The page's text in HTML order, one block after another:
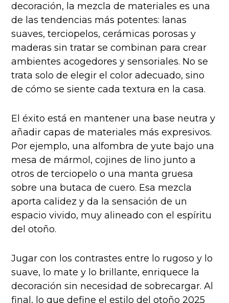
decoración, la mezcla de materiales es una
de las tendencias más potentes: lanas
suaves, terciopelos, cerámicas porosas y
maderas sin tratar se combinan para crear
ambientes acogedores y sensoriales. No se
trata solo de elegir el color adecuado, sino
de cómo se siente cada textura en la casa.
El éxito está en mantener una base neutra y
añadir capas de materiales más expresivos.
Por ejemplo, una alfombra de yute bajo una
mesa de mármol, cojines de lino junto a
otros de terciopelo o una manta gruesa
sobre una butaca de cuero. Esa mezcla
aporta calidez y da la sensación de un
espacio vivido, muy alineado con el espíritu
del otoño.
Jugar con los contrastes entre lo rugoso y lo
suave, lo mate y lo brillante, enriquece la
decoración sin necesidad de sobrecargar. Al
final, lo que define el estilo del otoño 2025